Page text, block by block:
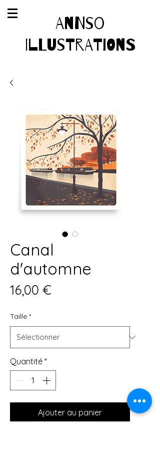
AnnSo
Illustrations
Canal
d'automne
16,00 €
Taille *
Quantité *
Ajouter au panier